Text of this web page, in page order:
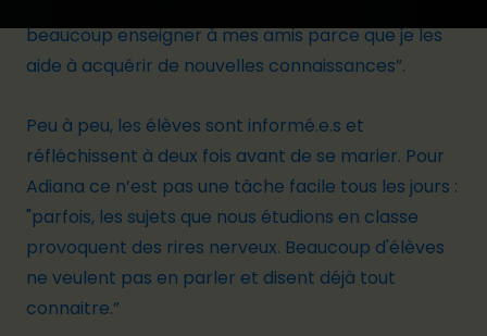
beaucoup enseigner à mes amis parce que je les
aide à acquérir de nouvelles connaissances”.
Peu à peu, les élèves sont informé.e.s et
réfléchissent à deux fois avant de se marier. Pour
Adiana ce n’est pas une tâche facile tous les jours :
"parfois, les sujets que nous étudions en classe
provoquent des rires nerveux. Beaucoup d'élèves
ne veulent pas en parler et disent déjà tout
connaitre.”